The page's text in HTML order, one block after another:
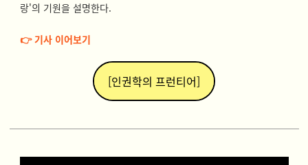
랑'의 기원을 설명한다.
👉 기사 이어보기
[인권학의 프런티어]